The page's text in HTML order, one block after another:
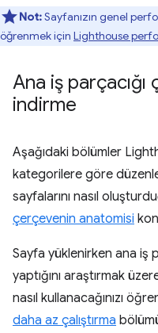
Not:Sayfanızın genel
öğrenmek için Lighthouse
Ana iş parçacığı
indirme
Aşağıdaki bölümler
kategorilere göre
sayfalarını nasıl
çerçevenin anatomisi
Sayfa yüklenirken ana iş
yaptığını araştırmak
nasıl kullanacağınızı
daha az çalıştırma